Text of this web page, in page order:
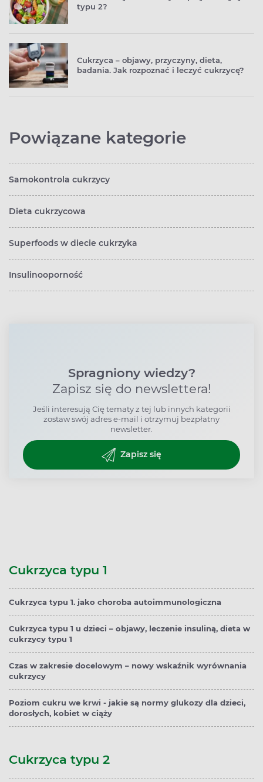
typu 2?
Cukrzyca – objawy, przyczyny, dieta,
badania. Jak rozpoznać i leczyć cukrzycę?
Powiązane kategorie
Samokontrola cukrzycy
Dieta cukrzycowa
Superfoods w diecie cukrzyka
Insulinooporność
Spragniony wiedzy?
Zapisz się do newslettera!
Jeśli interesują Cię tematy z tej lub innych kategorii
zostaw swój adres e-mail i otrzymuj bezpłatny
newsletter.
Zapisz się
Cukrzyca typu 1
Cukrzyca typu 1. jako choroba autoimmunologiczna
Cukrzyca typu 1 u dzieci – objawy, leczenie insuliną, dieta w
cukrzycy typu 1
Czas w zakresie docelowym – nowy wskaźnik wyrównania
cukrzycy
Poziom cukru we krwi - jakie są normy glukozy dla dzieci,
dorosłych, kobiet w ciąży
Cukrzyca typu 2